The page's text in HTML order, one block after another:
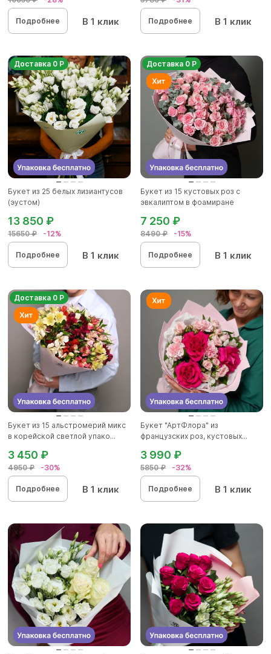
Подробнее В 1 клик Подробнее В 1 клик
Доставка 0 Р
Букет из 25 белых лизиантусов
(эустом)
15650 ₽ -12%
13 850 ₽
Подробнее В 1 клик
Доставка 0 Р
Букет из 15 кустовых роз с
эвкалиптом в фоамиране
8490 ₽ -15%
7 250 ₽
Подробнее В 1 клик
Доставка 0 Р
Букет из 15 альстромерий микс
в корейской светлой упако...
4950 ₽ -30%
3 450 ₽
Подробнее В 1 клик
Букет "АртФлора" из
французских роз, кустовых...
5850 ₽ -32%
3 990 ₽
Подробнее В 1 клик